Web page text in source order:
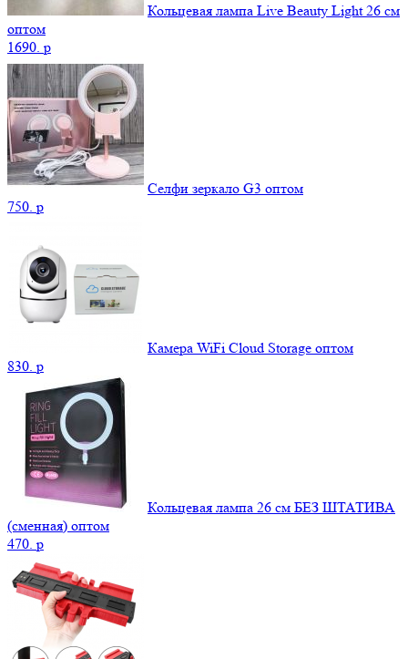
Кольцевая лампа Live Beauty Light 26 см
оптом
1690. p
Селфи зеркало G3 оптом
750. p
Камера WiFi Cloud Storage оптом
830. p
Кольцевая лампа 26 см БЕЗ ШТАТИВА
(сменная) оптом
470. p